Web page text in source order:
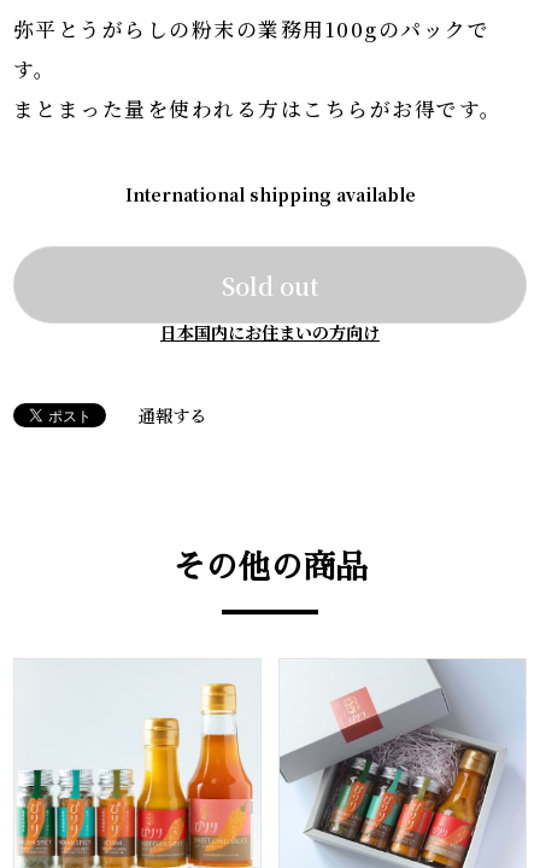
弥平とうがらしの粉末の業務用100gのパックで
す。
まとまった量を使われる方はこちらがお得です。
International shipping available
Sold out
日本国内にお住まいの方向け
通報する
その他の商品